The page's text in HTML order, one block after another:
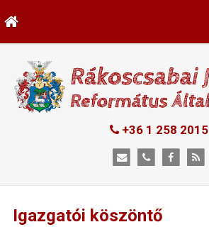
+36 1 258 2015
Igazgatói köszöntő